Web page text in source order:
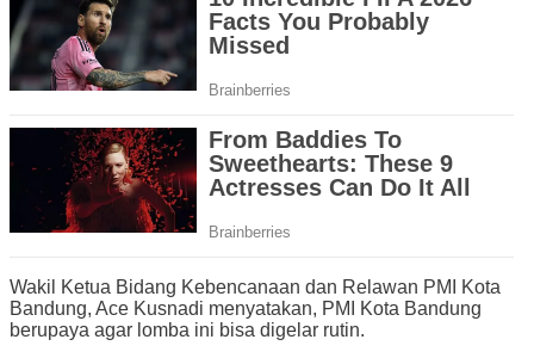
Wakil Ketua Bidang Kebencanaan dan Relawan PMI Kota
Bandung, Ace Kusnadi menyatakan, PMI Kota Bandung
berupaya agar lomba ini bisa digelar rutin.